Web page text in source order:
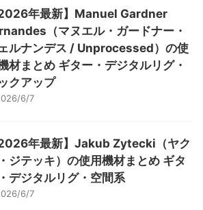
2026年最新】Manuel Gardner
（マヌエル・ガードナー・
ルナンデス / Unprocessed）の使
材まとめ ギター・デジタルリグ・
クアップ
6/7
2026年最新】Jakub Zytecki（ヤク
ジテッキ）の使用機材まとめ ギタ
デジタルリグ・空間系
6/7